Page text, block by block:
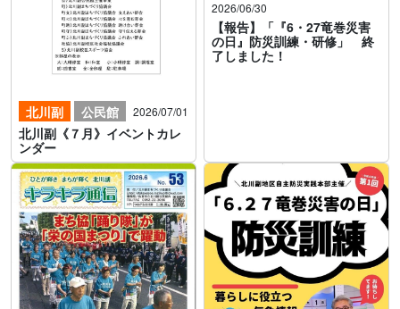
北川副 公民館 2026/07/01
北川副《７月》イベントカレ
ンダー
2026/06/30
【報告】「『6・27竜巻災害
の日』防災訓練・研修」 終
了しました！